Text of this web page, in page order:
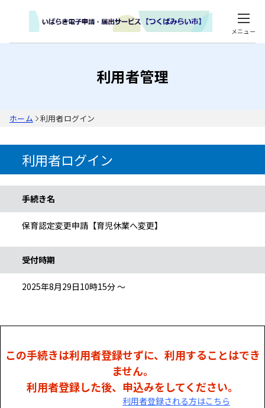
メニュー
利用者管理
ホーム 利用者ログイン
利用者ログイン
手続き名
保育認定変更申請【育児休業へ変更】
受付時期
2025年8月29日10時15分 ～
この手続きは利用者登録せずに、利用することはでき
ません。
利用者登録した後、申込みをしてください。
利用者登録される方はこちら